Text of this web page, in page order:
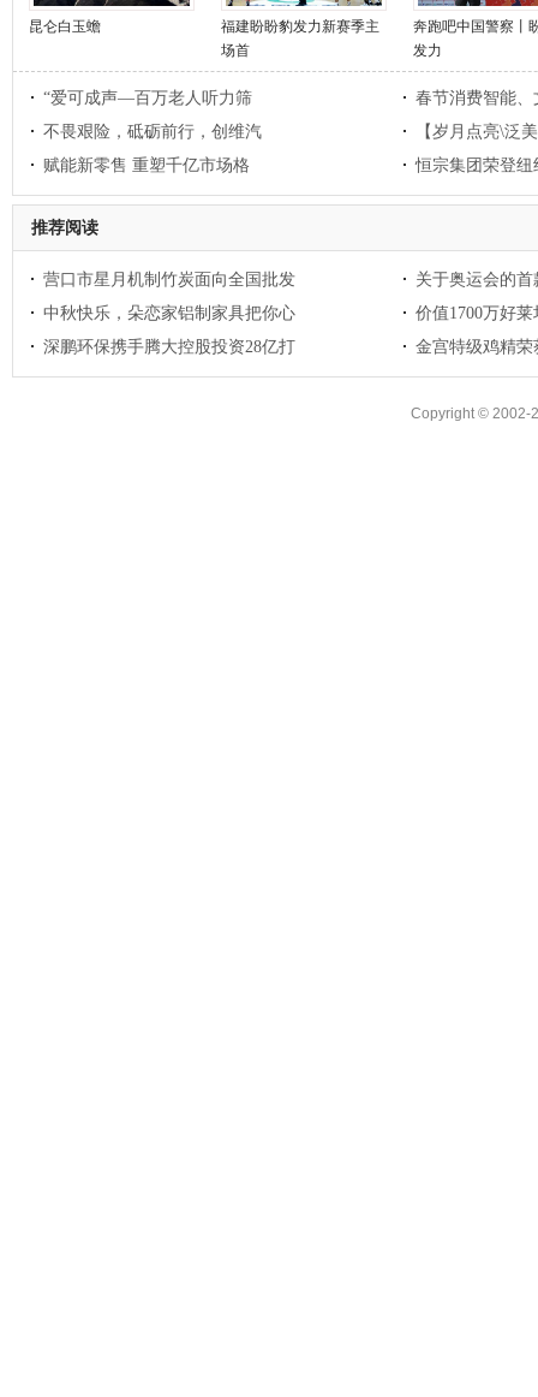
昆仑白玉蟾
福建盼盼豹发力新赛季主
场首
奔跑吧中国警察丨
发力
“爱可成声—百万老人听力筛
春节消费智能、
不畏艰险，砥砺前行，创维汽
【岁月点亮\泛
赋能新零售 重塑千亿市场格
恒宗集团荣登
推荐阅读
营口市星月机制竹炭面向全国批发
关于奥运会的首
中秋快乐，朵恋家铝制家具把你心
价值1700万好
深鹏环保携手腾大控股投资28亿打
金宫特级鸡精荣
Copyright © 2002-